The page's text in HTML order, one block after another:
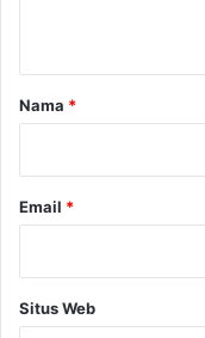
rNama *
Email *
Situs Web